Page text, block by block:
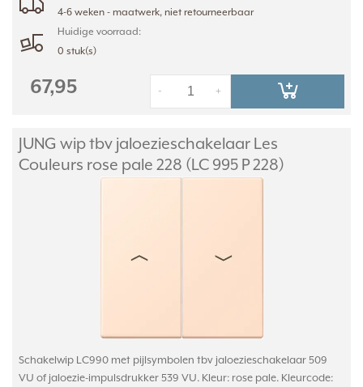
4-6 weken - maatwerk, niet retourneerbaar
Huidige voorraad:
0 stuk(s)
67,95 +
-
JUNG wip tbv jaloezieschakelaar Les
Couleurs rose pale 228 (LC 995 P 228)
Schakelwip LC990 met pijlsymbolen tbv jaloezieschakelaar 509
VU of jaloezie-impulsdrukker 539 VU. Kleur: rose pale. Kleurcode: